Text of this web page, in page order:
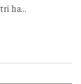
ha...